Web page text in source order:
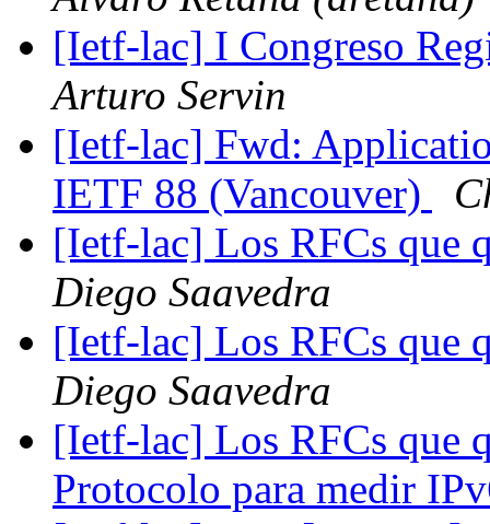
[Ietf-lac] I Congreso
Arturo Servin
[Ietf-lac] Fwd:
IETF 88 (Vancouver)
[Ietf-lac] Los RFCs que
Diego Saavedra
[Ietf-lac] Los RFCs que
Diego Saavedra
[Ietf-lac] Los RFCs que
Protocolo para medir